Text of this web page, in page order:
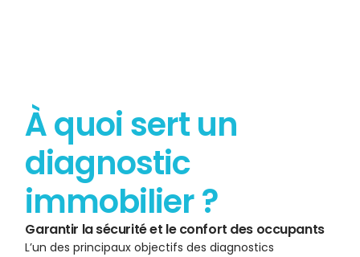
À quoi sert un
diagnostic
immobilier ?
Garantir la sécurité et le confort des occupants
L’un des principaux objectifs des diagnostics